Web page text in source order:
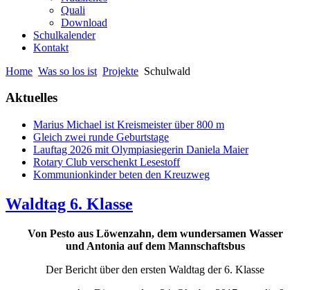
Quali
Download
Schulkalender
Kontakt
Home Was so los ist Projekte Schulwald
Aktuelles
Marius Michael ist Kreismeister über 800 m
Gleich zwei runde Geburtstage
Lauftag 2026 mit Olympiasiegerin Daniela Maier
Rotary Club verschenkt Lesestoff
Kommunionkinder beten den Kreuzweg
Waldtag 6. Klasse
Von Pesto aus Löwenzahn, dem wundersamen Wasser
und Antonia auf dem Mannschaftsbus
Der Bericht über den ersten Waldtag der 6. Klasse